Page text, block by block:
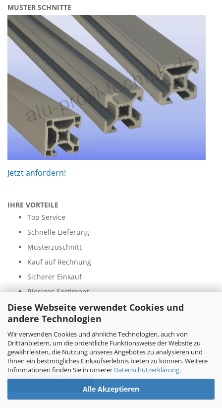
Diese Webseite verwendet Cookies und
andere Technologien
Wir verwenden Cookies und ähnliche Technologien, auch von
Drittanbietern, um die ordentliche Funktionsweise der Website zu
gewährleisten, die Nutzung unseres Angebotes zu analysieren und
Ihnen ein bestmögliches Einkaufserlebnis bieten zu können. Weitere
Informationen finden Sie in unserer Datenschutzerklärung.
Alle Akzeptieren
MUSTER SCHNITTE
Jetzt anfordern!
IHRE VORTEILE
Top Service
Schnelle Lieferung
Musterzuschnitt
Kauf auf Rechnung
Sicherer Einkauf
Riesiges Sortiment
ZAHLUNGSARTEN